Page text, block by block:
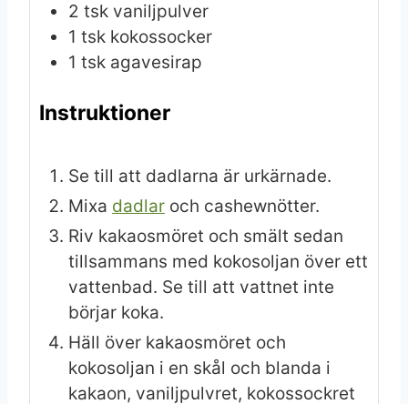
2 tsk vaniljpulver
1 tsk kokossocker
1 tsk agavesirap
Instruktioner
Se till att dadlarna är urkärnade.
Mixa dadlar och cashewnötter.
Riv kakaosmöret och smält sedan
tillsammans med kokosoljan över ett
vattenbad. Se till att vattnet inte
börjar koka.
Häll över kakaosmöret och
kokosoljan i en skål och blanda i
kakaon, vaniljpulvret, kokossockret